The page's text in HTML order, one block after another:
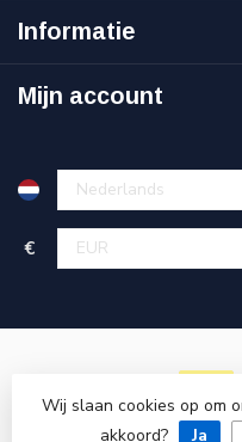
Informatie
Mijn account
€
© Copyright 2026
Wij slaan cookies op om
akkoord?
Ja